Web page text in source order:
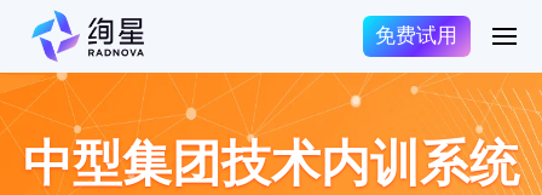
免费试用
中型集团技术内训系统